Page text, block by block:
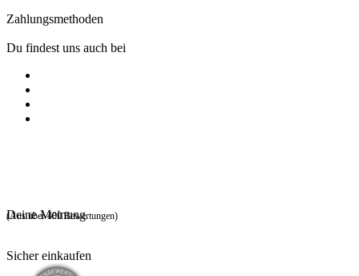
Zahlungsmethoden
Du findest uns auch bei
Deine Meinung
(Aus über 400 Bewertungen)
Sicher einkaufen